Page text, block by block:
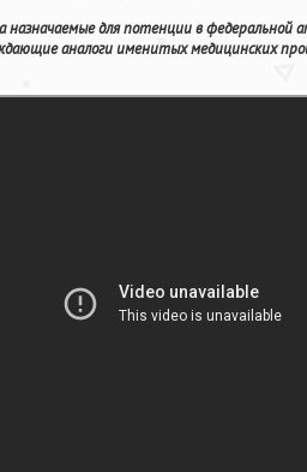
назначаемые для потенции в
аналоги именитых медицинских